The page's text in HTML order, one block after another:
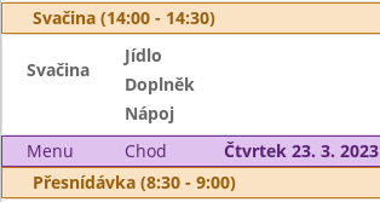
Svačina (14:00 - 14:30)
Svačina
Jídlo
Doplněk
Nápoj
Menu
Chod
Čtvrtek 23. 3. 2023
Přesnídávka (8:30 - 9:00)